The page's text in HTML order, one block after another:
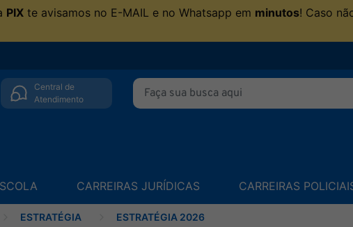
PIX te avisamos no E-MAIL e no Whatsapp em minutos! Caso
Central de
Atendimento
CARREIRAS JURÍDICAS CARREIRAS
ESTRATÉGIA
ESTRATÉGIA 2026